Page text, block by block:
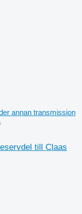
annan transmission
till Claas